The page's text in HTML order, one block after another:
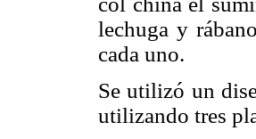
lechuga y
cada uno.
Se utilizó un
utilizando tres